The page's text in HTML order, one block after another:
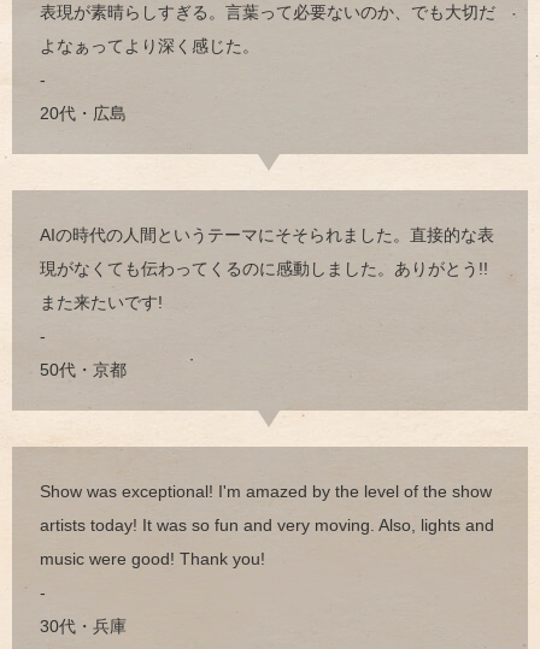
表現が素晴らしすぎる。言葉って必要ないのか、でも大切だ
よなぁってより深く感じた。
-
20代・広島
AIの時代の人間というテーマにそそられました。直接的な表
現がなくても伝わってくるのに感動しました。ありがとう!!
また来たいです!
-
50代・京都
Show was exceptional! I'm amazed by the level of the show
artists today! It was so fun and very moving. Also, lights and
music were good! Thank you!
-
30代・兵庫